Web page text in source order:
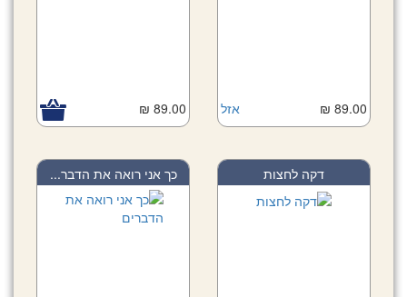
אזל 89.00 ₪
89.00 ₪
דקה לחצות כך אני רואה את הדבר...